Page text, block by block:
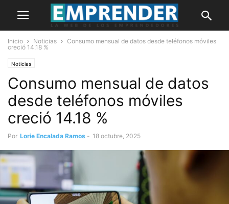
Inicio Noticias
Consumo mensual de datos desde teléfonos móviles
creció 14.18 %
Noticias
Consumo mensual de datos
desde teléfonos móviles
creció 14.18 %
Por Lorie Encalada Ramos - 18 octubre, 2025